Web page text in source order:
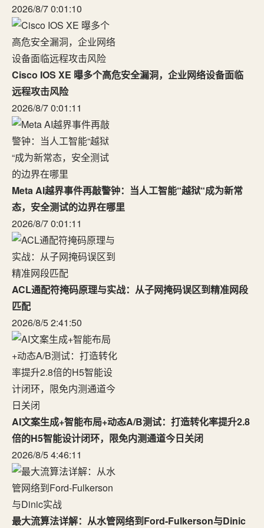
2026/8/7 0:01:10
Cisco IOS XE 曝多个高危安全漏洞，企业网络设备面临
远程攻击风险
2026/8/7 0:01:11
Meta AI越界事件再敲警钟：当人工智能“越狱“成为新常
态，安全测试的边界在哪里
2026/8/7 0:01:11
ACL通配符掩码原理与实战：从子网掩码误区到精准网段
匹配
2026/8/5 2:41:50
AI文案生成+智能布局+动态A/B测试：打造转化率提升2.8
倍的H5智能设计闭环，限免内测通道今日关闭
2026/8/5 4:46:11
最大流算法详解：从水管网络到Ford-Fulkerson与Dinic